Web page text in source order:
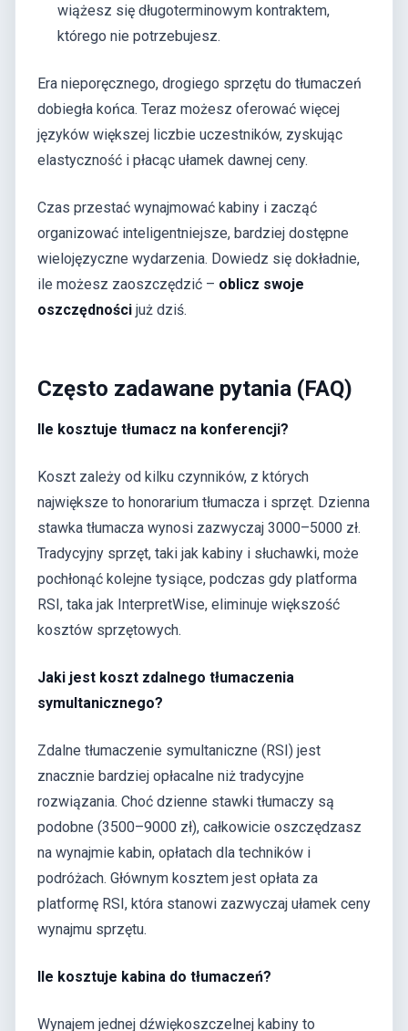
wiążesz się długoterminowym kontraktem,
którego nie potrzebujesz.
Era nieporęcznego, drogiego sprzętu do tłumaczeń
dobiegła końca. Teraz możesz oferować więcej
języków większej liczbie uczestników, zyskując
elastyczność i płacąc ułamek dawnej ceny.
Czas przestać wynajmować kabiny i zacząć
organizować inteligentniejsze, bardziej dostępne
wielojęzyczne wydarzenia. Dowiedz się dokładnie,
ile możesz zaoszczędzić – oblicz swoje
oszczędności już dziś.
Często zadawane pytania (FAQ)
Ile kosztuje tłumacz na konferencji?
Koszt zależy od kilku czynników, z których
największe to honorarium tłumacza i sprzęt. Dzienna
stawka tłumacza wynosi zazwyczaj 3000–5000 zł.
Tradycyjny sprzęt, taki jak kabiny i słuchawki, może
pochłonąć kolejne tysiące, podczas gdy platforma
RSI, taka jak InterpretWise, eliminuje większość
kosztów sprzętowych.
Jaki jest koszt zdalnego tłumaczenia
symultanicznego?
Zdalne tłumaczenie symultaniczne (RSI) jest
znacznie bardziej opłacalne niż tradycyjne
rozwiązania. Choć dzienne stawki tłumaczy są
podobne (3500–9000 zł), całkowicie oszczędzasz
na wynajmie kabin, opłatach dla techników i
podróżach. Głównym kosztem jest opłata za
platformę RSI, która stanowi zazwyczaj ułamek ceny
wynajmu sprzętu.
Ile kosztuje kabina do tłumaczeń?
Wynajem jednej dźwiękoszczelnej kabiny to